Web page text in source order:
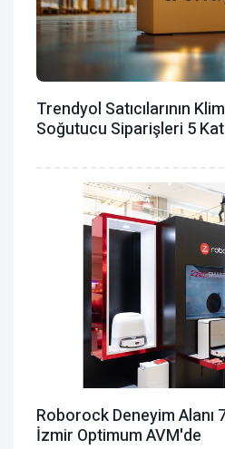
Trendyol Satıcılarının
Soğutucu Siparişleri 5 Kat
Roborock Deneyim
İzmir Optimum AVM'de